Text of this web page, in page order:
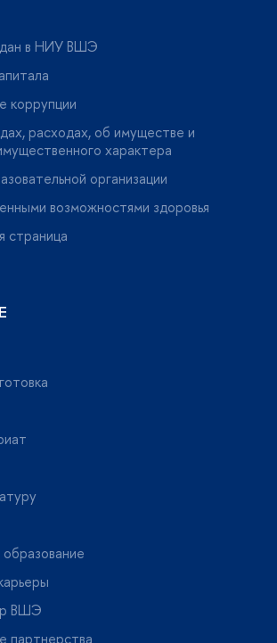
в НИУ ВШЭ
коррупции
расходах, об имуществе и
характера
организации
возможностями здоровья
страница
ВШЭ
партнерства